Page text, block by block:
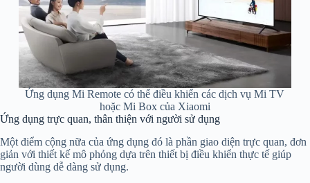
Ứng dụng Mi Remote có thể điều khiển các dịch vụ Mi TV
hoặc Mi Box của Xiaomi
Ứng dụng trực quan, thân thiện với người sử dụng
Một điểm cộng nữa của ứng dụng đó là phần giao diện trực quan, đơn
giản với thiết kế mô phỏng dựa trên thiết bị điều khiển thực tế giúp
người dùng dễ dàng sử dụng.